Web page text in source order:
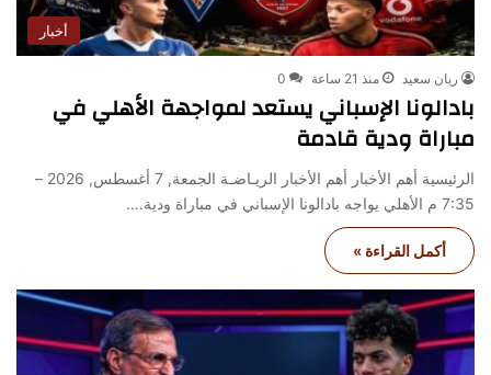
أخبار
ريان سعيد منذ 21 ساعة 0
بادالونا الإسباني يستعد لمواجهة الأهلي في
مباراة ودية قادمة
الرئيسية أهم الأخبار أهم الأخبار الريـاضـة الجمعة, 7 أغسطس, 2026 –
7:35 م الأهلي يواجه بادالونا الإسباني في مباراة ودية.…
أكمل القراءة »